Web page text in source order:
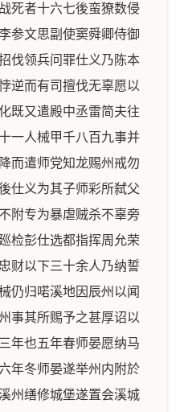
死者十六七後蛮獠数侵
参文思副使窦舜卿侍御
伐领兵问罪仕义乃陈本
逆而有司擅伐无辜愿以
既又遣殿中丞雷简夫往
一人械甲千八百九事并
而遣师党知龙赐州戒勿
仕义为其子师彩所弑父
附专为暴虐贼杀不辜旁
检彭仕选都指挥周允荣
财以下三十余人乃纳誓
仍归喏溪地因辰州以闻
事其所赐予之甚厚诏以
年也五年春师晏愿纳马
年冬师晏遂举州内附於
州缮修城堡遂置会溪城